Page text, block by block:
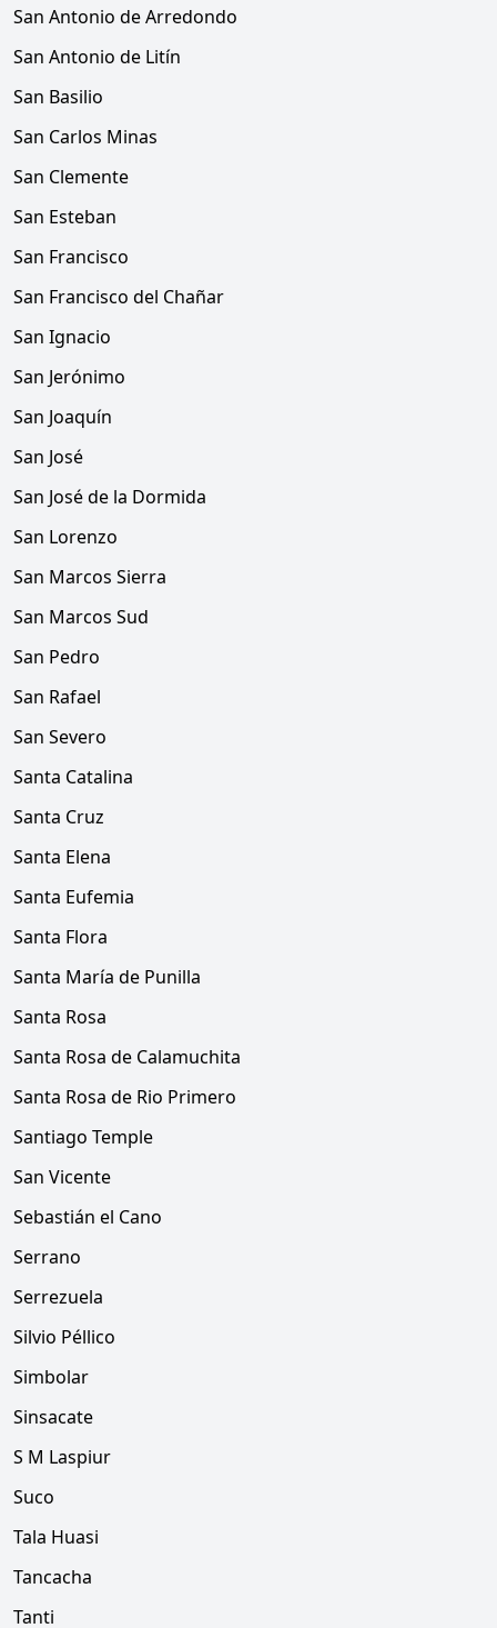
San Antonio de Arredondo
San Antonio de Litín
San Basilio
San Carlos Minas
San Clemente
San Esteban
San Francisco
San Francisco del Chañar
San Ignacio
San Jerónimo
San Joaquín
San José
San José de la Dormida
San Lorenzo
San Marcos Sierra
San Marcos Sud
San Pedro
San Rafael
San Severo
Santa Catalina
Santa Cruz
Santa Elena
Santa Eufemia
Santa Flora
Santa María de Punilla
Santa Rosa
Santa Rosa de Calamuchita
Santa Rosa de Rio Primero
Santiago Temple
San Vicente
Sebastián el Cano
Serrano
Serrezuela
Silvio Péllico
Simbolar
Sinsacate
S M Laspiur
Suco
Tala Huasi
Tancacha
Tanti